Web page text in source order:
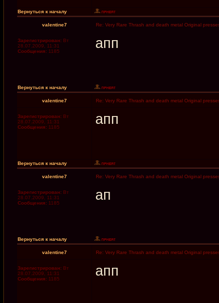
Вернуться к началу
valentine7 Re: Very Rare Thrash and death metal Original
Зарегистрирован: Вт
28.07.2009, 11:31
Сообщения: 1185
апп
Вернуться к началу
valentine7 Re: Very Rare Thrash and death metal Original
Зарегистрирован: Вт
28.07.2009, 11:31
Сообщения: 1185
апп
Вернуться к началу
valentine7 Re: Very Rare Thrash and death metal Original
Зарегистрирован: Вт
28.07.2009, 11:31
Сообщения: 1185
ап
Вернуться к началу
valentine7 Re: Very Rare Thrash and death metal Original
Зарегистрирован: Вт
28.07.2009, 11:31
Сообщения: 1185
апп